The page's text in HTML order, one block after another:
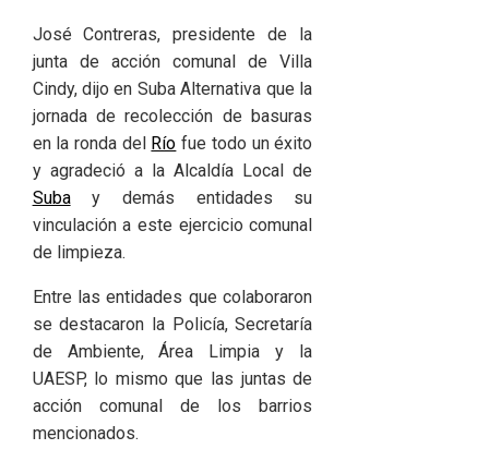
José Contreras, presidente de la
junta de acción comunal de Villa
Cindy, dijo en Suba Alternativa que la
jornada de recolección de basuras
en la ronda del Río fue todo un éxito
y agradeció a la Alcaldía Local de
Subay demás entidades su
vinculación a este ejercicio comunal
de limpieza.
Entre las entidades que colaboraron
se destacaron la Policía, Secretaría
de Ambiente, Área Limpia y la
UAESP, lo mismo que las juntas de
acción comunal de los barrios
mencionados.